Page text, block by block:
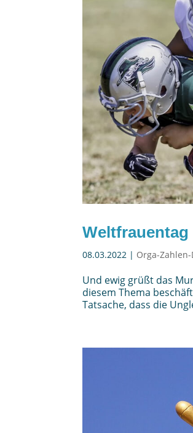
Weltfrauentag
08.03.2022 | Orga-
Und ewig grüßt das
diesem Thema
Tatsache, dass die